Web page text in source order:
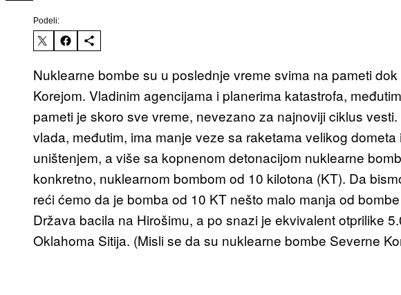
Podeli:
Nuklearne bombe su u poslednje vreme svima na pameti
Korejom. Vladinim agencijama i planerima katastrofa,
pameti je skoro sve vreme, nevezano za najnoviji ciklus
vlada, međutim, ima manje veze sa raketama velikog
uništenjem, a više sa kopnenom detonacijom nuklearne
konkretno, nuklearnom bombom od 10 kilotona (KT). Da
reći ćemo da je bomba od 10 KT nešto malo manja od
Država bacila na Hirošimu, a po snazi je ekvivalent otprilike
Oklahoma Sitija. (Misli se da su nuklearne bombe Severne